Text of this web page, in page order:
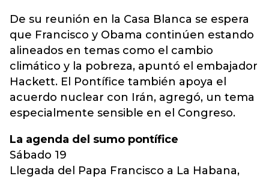
De su reunión en la Casa Blanca se espera
que Francisco y Obama continúen estando
alineados en temas como el cambio
climático y la pobreza, apuntó el embajador
Hackett. El Pontífice también apoya el
acuerdo nuclear con Irán, agregó, un tema
especialmente sensible en el Congreso.
La agenda del sumo pontífice
Sábado 19
Llegada del Papa Francisco a La Habana,